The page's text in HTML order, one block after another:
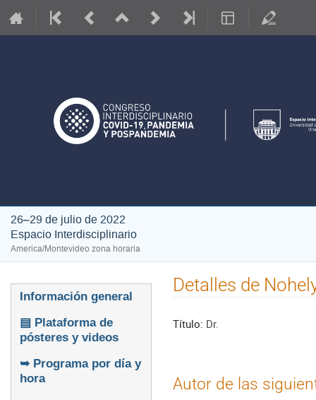
26–29 de julio de 2022
Espacio Interdisciplinario
America/Montevideo zona horaria
Event
menu
Información general
▤ Plataforma de
pósteres y videos
➥ Programa por día y
hora
Detalles de
Título: Dr.
Autor de las